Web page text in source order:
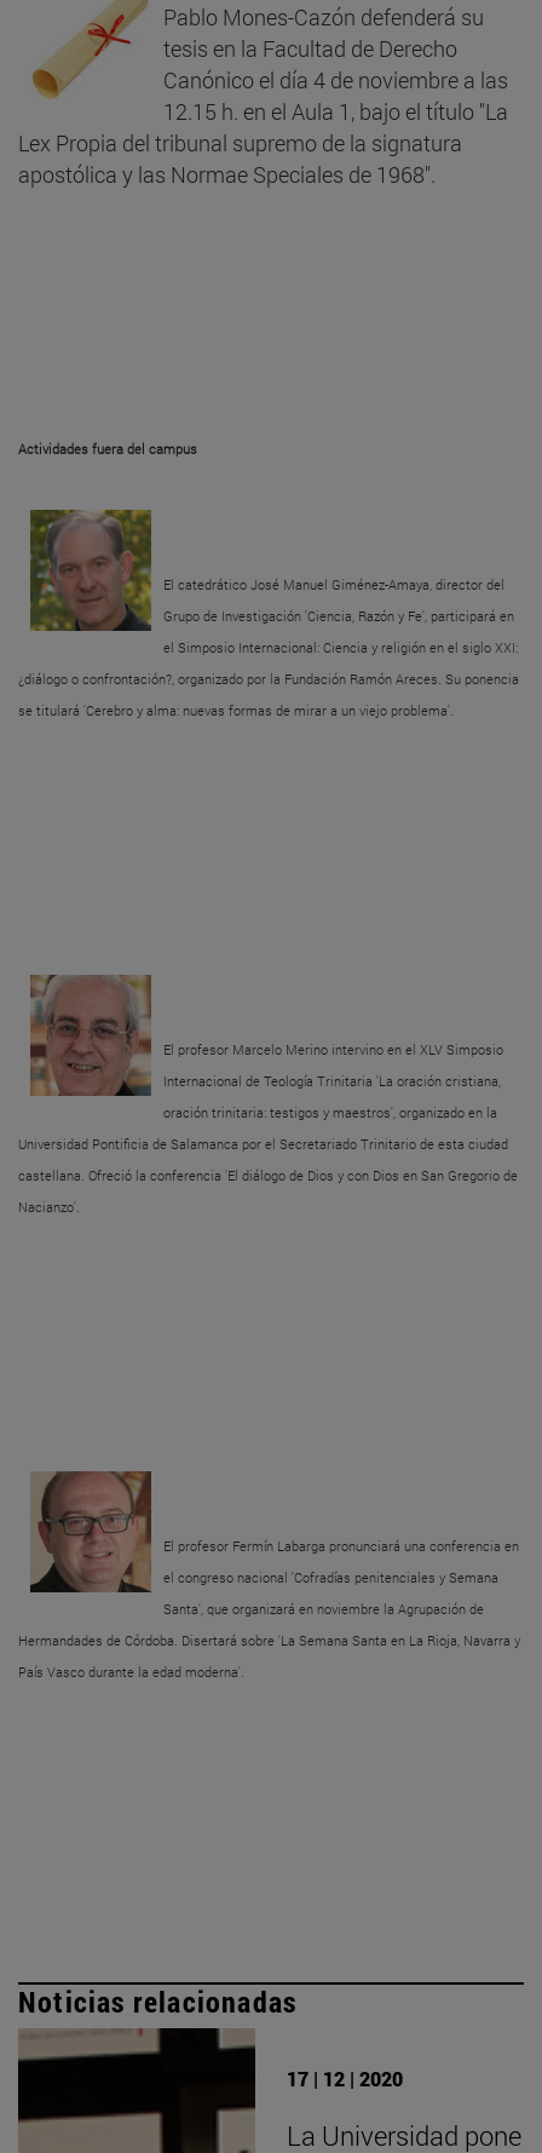
Pablo Mones-Cazón defenderá su
tesis en la Facultad de Derecho
Canónico el día 4 de noviembre a las
12.15 h. en el Aula 1, bajo el título "La
Lex Propia del tribunal supremo de la signatura
apostólica y las Normae Speciales de 1968".
Actividades fuera del campus
El catedrático José Manuel Giménez-Amaya, director del
Grupo de Investigación 'Ciencia, Razón y Fe', participará en
el Simposio Internacional: Ciencia y religión en el siglo XXI:
¿diálogo o confrontación?, organizado por la Fundación Ramón Areces. Su ponencia
se titulará 'Cerebro y alma: nuevas formas de mirar a un viejo problema'.
El profesor Marcelo Merino intervino en el XLV Simposio
Internacional de Teología Trinitaria 'La oración cristiana,
oración trinitaria: testigos y maestros', organizado en la
Universidad Pontificia de Salamanca por el Secretariado Trinitario de esta ciudad
castellana. Ofreció la conferencia 'El diálogo de Dios y con Dios en San Gregorio de
Nacianzo'.
El profesor Fermín Labarga pronunciará una conferencia en
el congreso nacional 'Cofradías penitenciales y Semana
Santa', que organizará en noviembre la Agrupación de
Hermandades de Córdoba. Disertará sobre 'La Semana Santa en La Rioja, Navarra y
País Vasco durante la edad moderna'.
Noticias relacionadas
17 | 12 | 2020
La Universidad pone